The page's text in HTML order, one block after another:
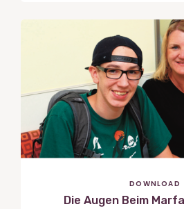
View
Post
DOWNLOAD
Die Augen Beim